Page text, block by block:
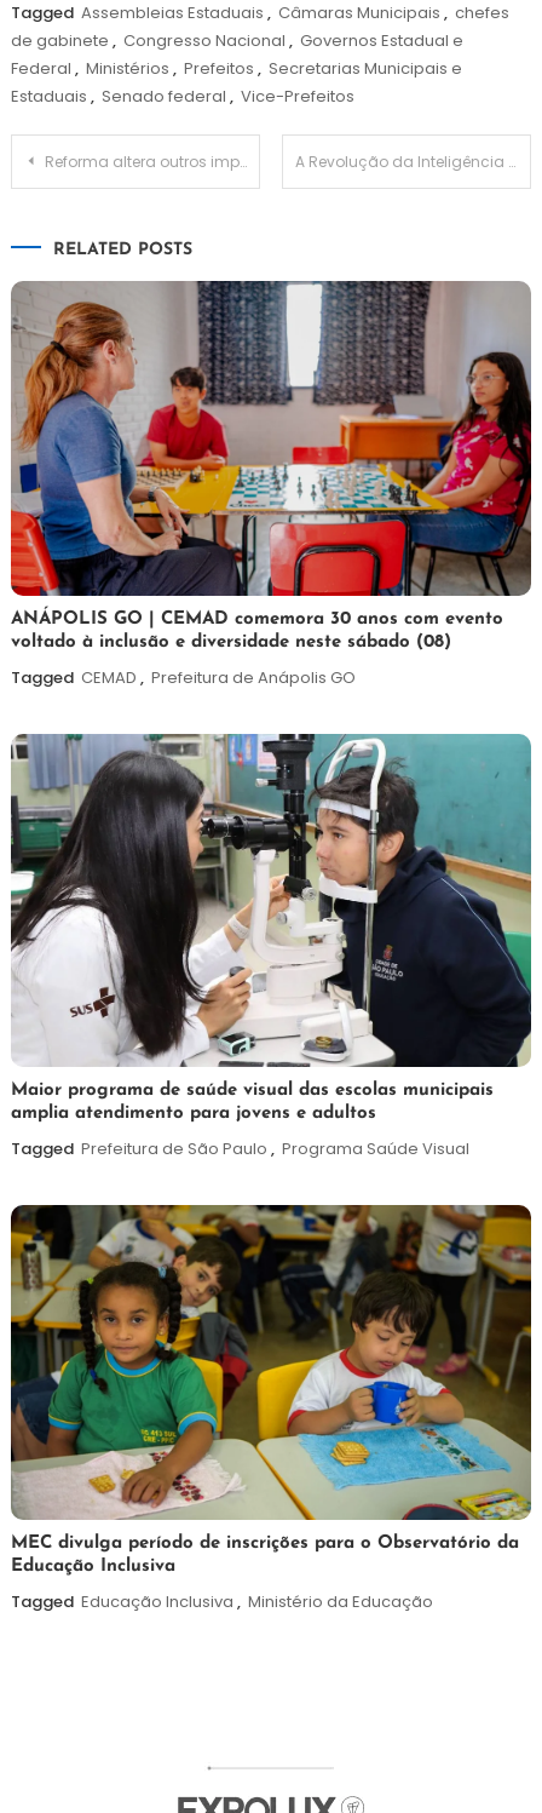
Tagged Assembleias Estaduais , Câmaras Municipais , chefes
de gabinete , Congresso Nacional , Governos Estadual e
Federal , Ministérios , Prefeitos , Secretarias Municipais e
Estaduais , Senado federal , Vice-Prefeitos
Navegação
Reforma altera outros impostos estaduais e municipais, além de ICMS e ISS A Revolução da Inteligência Artificial no TCESP
RELATED POSTS
7
de
agosto
Maurilio
ANÁPOLIS GO | CEMAD comemora 30 anos com evento
voltado à inclusão e diversidade neste sábado (08)
Tagged CEMAD , Prefeitura de Anápolis GO
7
de
agosto
Maurilio
Maior programa de saúde visual das escolas municipais
amplia atendimento para jovens e adultos
Tagged Prefeitura de São Paulo , Programa Saúde Visual
7
de
agosto
Maurilio
MEC divulga período de inscrições para o Observatório da
Educação Inclusiva
Tagged Educação Inclusiva , Ministério da Educação